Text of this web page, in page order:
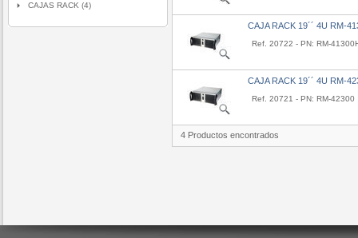
CAJAS RACK (4)
CAJA RACK 19´´ 4U RM-
Ref. 20722 - PN: RM-
CAJA RACK 19´´ 4U RM-
Ref. 20721 - PN: RM-42300
4 Productos encontrados